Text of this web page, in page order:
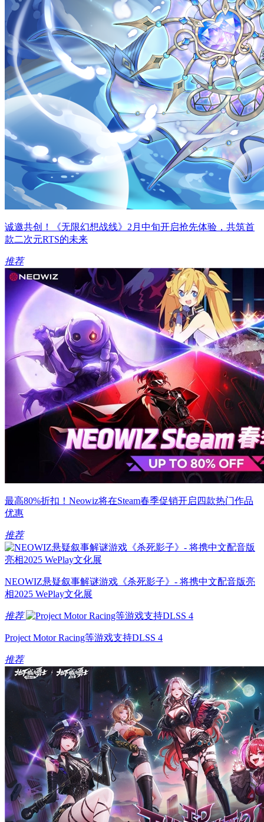
诚邀共创！《无限幻想战线》2月中旬开启抢先体验，共筑首
款二次元RTS的未来
推荐
最高80%折扣！Neowiz将在Steam春季促销开启四款热门作品
优惠
推荐
NEOWIZ悬疑叙事解谜游戏《杀死影子》- 将携中文配音版亮
相2025 WePlay文化展
推荐
Project Motor Racing等游戏支持DLSS 4
推荐